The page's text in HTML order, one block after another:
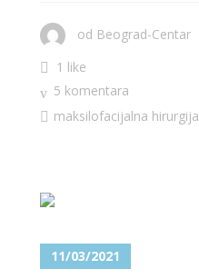
od Beograd-Centar
1 like
5 komentara
maksilofacijalna hirurgija
11/03/2021